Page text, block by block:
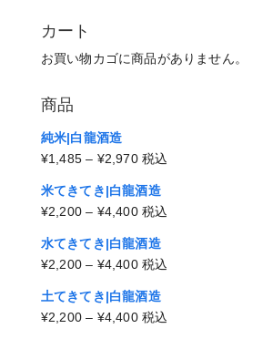
カート
お買い物カゴに商品がありません。
商品
純米|白龍酒造
¥1,485 – ¥2,970価
帯:
¥1,485
–
¥2,970
税込
米てきてき|白龍酒造
¥2,200 – ¥4,400価
帯:
¥2,200
–
¥4,400
税込
水てきてき|白龍酒造
¥2,200 – ¥4,400価
帯:
¥2,200
税込
土てきてき|白龍酒造
¥2,200 – ¥4,400価税込